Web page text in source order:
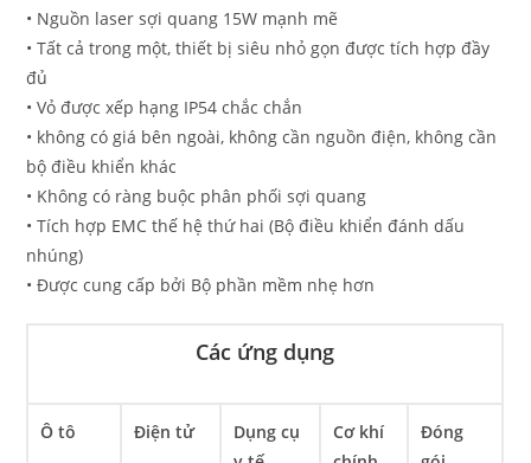
• Nguồn laser sợi quang 15W mạnh mẽ
• Tất cả trong một, thiết bị siêu nhỏ gọn được tích hợp đầy
đủ
• Vỏ được xếp hạng IP54 chắc chắn
• không có giá bên ngoài, không cần nguồn điện, không cần
bộ điều khiển khác
• Không có ràng buộc phân phối sợi quang
• Tích hợp EMC thế hệ thứ hai (Bộ điều khiển đánh dấu
nhúng)
• Được cung cấp bởi Bộ phần mềm nhẹ hơn
Các ứng dụng
Ô tô Điện tử
Dụng cụ
Cơ khí
Đóng